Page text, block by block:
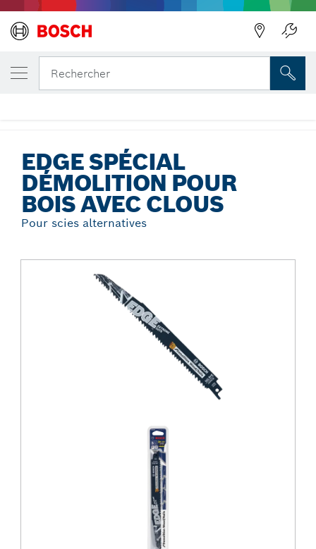
Rechercher
EDGE SPÉCIAL
DÉMOLITION POUR
BOIS AVEC CLOUS
Pour scies alternatives
VOTRE VARIANTE SÉLECTIONNÉE
Edge spécial démolition pour bois avec
clous